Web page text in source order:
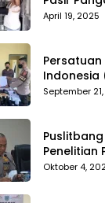
April 19, 2025
Indonesia
Kejaksaan
September
Penelitian
Oktober 4,